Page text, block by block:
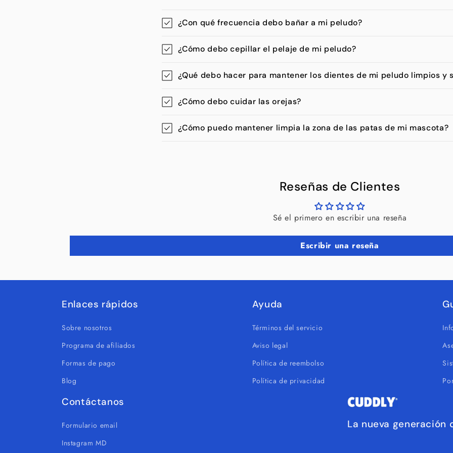
¿Con qué frecuencia debo bañar a mi peludo?
¿Cómo debo cepillar el pelaje de mi peludo?
¿Qué debo hacer para mantener los dientes de mi peludo limpios y
¿Cómo debo cuidar las orejas?
¿Cómo puedo mantener limpia la zona de las patas de mi mascota?
Reseñas de Clientes
Sé el primero en escribir una reseña
Escribir una reseña
Enlaces rápidos
Sobre nosotros
Programa de afiliados
Formas de pago
Blog
Ayuda
Términos del servicio
Aviso legal
Política de reembolso
Política de privacidad
Contáctanos
Formulario email
Instagram MD
La nueva generación